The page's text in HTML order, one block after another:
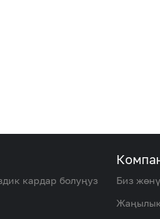
кардар болуңуз
Биз